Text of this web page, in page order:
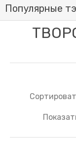
Популярные